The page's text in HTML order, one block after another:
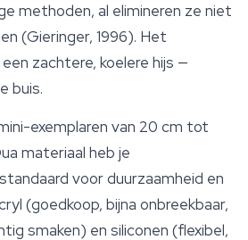
methoden, al elimineren ze niet
(Gieringer, 1996). Het
zachtere, koelere hijs —
buis.
exemplaren van 20 cm tot
materiaal heb je
voor duurzaamheid en
(goedkoop, bijna onbreekbaar,
smaken) en siliconen (flexibel,